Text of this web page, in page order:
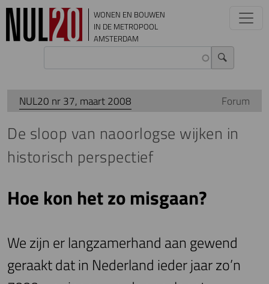
Overslaan en naar de inhoud gaan
WONEN EN BOUWEN
IN DE METROPOOL
AMSTERDAM
NUL20 nr 37, maart 2008 Forum
De sloop van naoorlogse wijken in
historisch perspectief
Hoe kon het zo misgaan?
We zijn er langzamerhand aan gewend
geraakt dat in Nederland ieder jaar zo’n